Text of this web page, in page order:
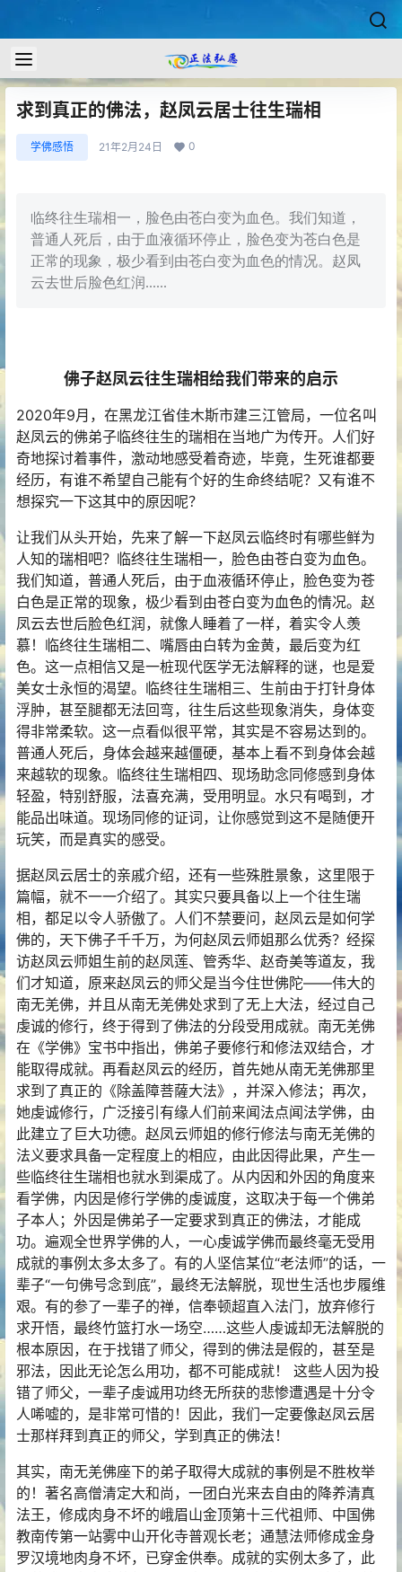
求到真正的佛法，赵凤云居士往生瑞相
学佛感悟 21年2月24日 0
临终往生瑞相一，脸色由苍白变为血色。我们知道，
普通人死后，由于血液循环停止，脸色变为苍白色是
正常的现象，极少看到由苍白变为血色的情况。赵凤
云去世后脸色红润......
佛子赵凤云往生瑞相给我们带来的启示
2020年9月，在黑龙江省佳木斯市建三江管局，一位名叫
赵凤云的佛弟子临终往生的瑞相在当地广为传开。人们好
奇地探讨着事件，激动地感受着奇迹，毕竟，生死谁都要
经历，有谁不希望自己能有个好的生命终结呢？又有谁不
想探究一下这其中的原因呢？
让我们从头开始，先来了解一下赵凤云临终时有哪些鲜为
人知的瑞相吧？临终往生瑞相一，脸色由苍白变为血色。
我们知道，普通人死后，由于血液循环停止，脸色变为苍
白色是正常的现象，极少看到由苍白变为血色的情况。赵
凤云去世后脸色红润，就像人睡着了一样，着实令人羡
慕！临终往生瑞相二、嘴唇由白转为金黄，最后变为红
色。这一点相信又是一桩现代医学无法解释的谜，也是爱
美女士永恒的渴望。临终往生瑞相三、生前由于打针身体
浮肿，甚至腿都无法回弯，往生后这些现象消失，身体变
得非常柔软。这一点看似很平常，其实是不容易达到的。
普通人死后，身体会越来越僵硬，基本上看不到身体会越
来越软的现象。临终往生瑞相四、现场助念同修感到身体
轻盈，特别舒服，法喜充满，受用明显。水只有喝到，才
能品出味道。现场同修的证词，让你感觉到这不是随便开
玩笑，而是真实的感受。
据赵凤云居士的亲戚介绍，还有一些殊胜景象，这里限于
篇幅，就不一一介绍了。其实只要具备以上一个往生瑞
相，都足以令人骄傲了。人们不禁要问，赵凤云是如何学
佛的，天下佛子千千万，为何赵凤云师姐那么优秀？经探
访赵凤云师姐生前的赵凤莲、管秀华、赵奇美等道友，我
们才知道，原来赵凤云的师父是当今住世佛陀——伟大的
南无羌佛，并且从南无羌佛处求到了无上大法，经过自己
虔诚的修行，终于得到了佛法的分段受用成就。南无羌佛
在《学佛》宝书中指出，佛弟子要修行和修法双结合，才
能取得成就。再看赵凤云的经历，首先她从南无羌佛那里
求到了真正的《除盖障菩薩大法》，并深入修法；再次，
她虔诚修行，广泛接引有缘人们前来闻法点闻法学佛，由
此建立了巨大功德。赵凤云师姐的修行修法与南无羌佛的
法义要求具备一定程度上的相应，由此因得此果，产生一
些临终往生瑞相也就水到渠成了。从内因和外因的角度来
看学佛，内因是修行学佛的虔诚度，这取决于每一个佛弟
子本人；外因是佛弟子一定要求到真正的佛法，才能成
功。遍观全世界学佛的人，一心虔诚学佛而最终毫无受用
成就的事例太多太多了。有的人坚信某位“老法师”的话，一
辈子“一句佛号念到底”，最终无法解脱，现世生活也步履维
艰。有的参了一辈子的禅，信奉顿超直入法门，放弃修行
求开悟，最终竹篮打水一场空……这些人虔诚却无法解脱的
根本原因，在于找错了师父，得到的佛法是假的，甚至是
邪法，因此无论怎么用功，都不可能成就！ 这些人因为投
错了师父，一辈子虔诚用功终无所获的悲惨遭遇是十分令
人唏嘘的，是非常可惜的！因此，我们一定要像赵凤云居
士那样拜到真正的师父，学到真正的佛法！
其实，南无羌佛座下的弟子取得大成就的事例是不胜枚举
的！著名高僧清定大和尚，一团白光来去自由的降养清真
法王，修成肉身不坏的峨眉山金顶第十三代祖师、中国佛
教南传第一站雾中山开化寺普观长老；通慧法师修成金身
罗汉境地肉身不坏，已穿金供奉。成就的实例太多了，此